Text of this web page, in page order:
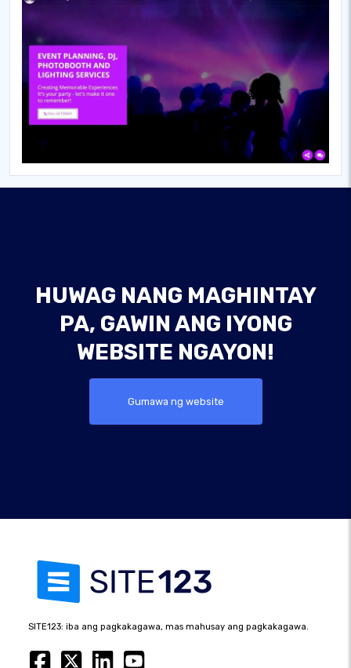
HUWAG NANG MAGHINTAY
PA, GAWIN ANG IYONG
WEBSITE NGAYON!
Gumawa ng website
SITE123: iba ang pagkakagawa, mas mahusay ang pagkakagawa.